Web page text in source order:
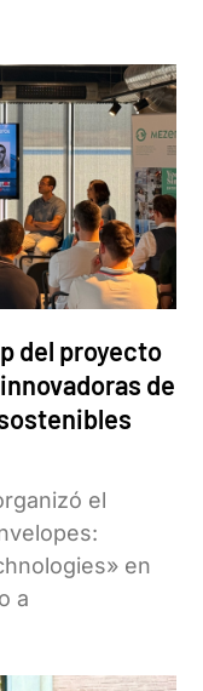
del proyecto
de
el
en
a